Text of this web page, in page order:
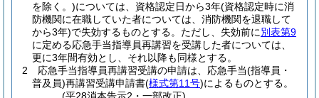
を除く。)については、資格認定日から3年(資格認定時に消
防機関に在職していた者については、消防機関を退職して
から3年)で失効するものとする。 ただし、失効前に別表第9
に定める応急手当指導員再講習を受講した者については、
更に3年間有効とし、それ以降も同様とする。
2
応急手当指導員再講習受講の申請は、応急手当(指導員・
普及員)再講習受講申請書(様式第11号)によるものとする。